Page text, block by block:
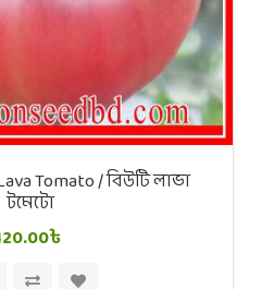
Tomato / বিউটি লাভা
টমেটো